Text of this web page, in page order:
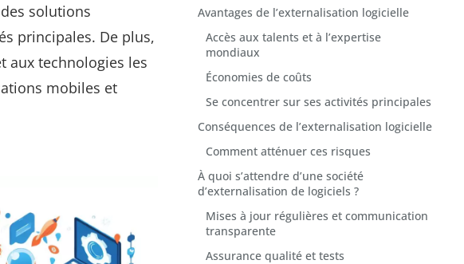
solutions
principales. De plus,
aux technologies les
mobiles et
Avantages de l’externalisation logicielle
Accès aux talents et à l’expertise
mondiaux
Économies de coûts
Se concentrer sur ses activités principales
Conséquences de l’externalisation logicielle
Comment atténuer ces risques
À quoi s’attendre d’une société
d’externalisation de logiciels ?
Mises à jour régulières et communication
transparente
Assurance qualité et tests